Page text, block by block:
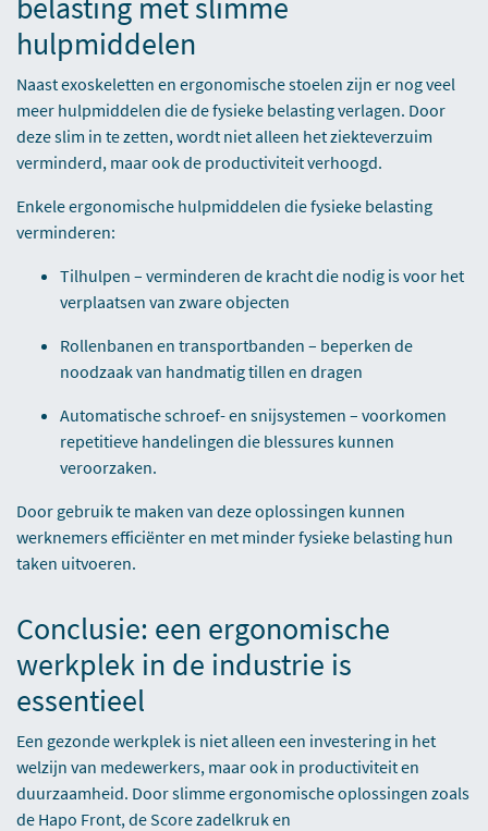
hulpmiddelen
Naast exoskeletten en ergonomische stoelen zijn er nog veel
meer hulpmiddelen die de fysieke belasting verlagen. Door
deze slim in te zetten, wordt niet alleen het ziekteverzuim
verminderd, maar ook de productiviteit verhoogd.
Enkele ergonomische hulpmiddelen die fysieke belasting
verminderen:
Tilhulpen – verminderen de kracht die nodig is voor het
verplaatsen van zware objecten
Rollenbanen en transportbanden – beperken de
noodzaak van handmatig tillen en dragen
Automatische schroef- en snijsystemen – voorkomen
repetitieve handelingen die blessures kunnen
veroorzaken.
Door gebruik te maken van deze oplossingen kunnen
werknemers efficiënter en met minder fysieke belasting hun
taken uitvoeren.
Conclusie: een ergonomische
werkplek in de industrie is
essentieel
Een gezonde werkplek is niet alleen een investering in het
welzijn van medewerkers, maar ook in productiviteit en
duurzaamheid. Door slimme ergonomische oplossingen zoals
de Hapo Front, de Score zadelkruk en